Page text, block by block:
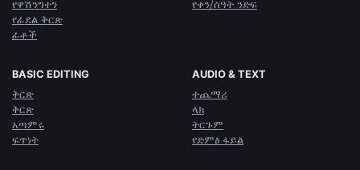
የዋሽንግተን
የፊደል ቅርጽ
ፊቶች
የቀን/ሰዓት ንድፍ
BASIC EDITING
ቅርጽ
ቅርጽ
አጣምሩ
ፍጥነት
AUDIO & TEXT
ተጨማሪ
ላክ
ትርጉም
የድምፅ ፋይል